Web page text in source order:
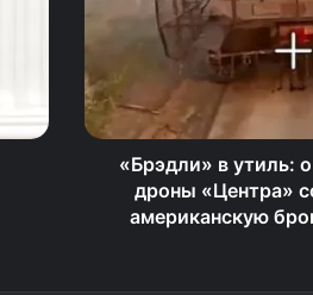
«Брэдли» в утиль:
дроны «Центра»
американскую